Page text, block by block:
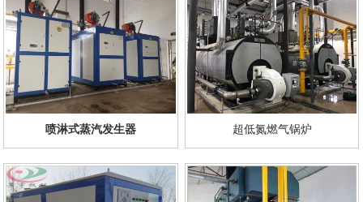
喷淋式蒸汽发生器 超低氮燃气锅炉